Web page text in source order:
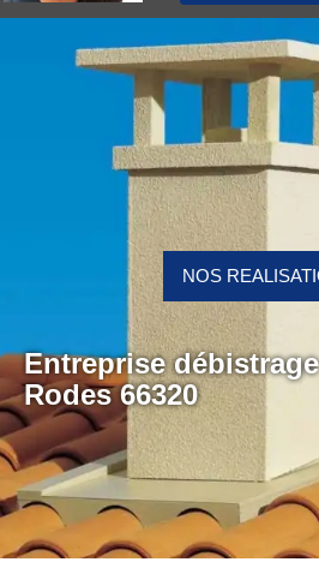
Entreprise
Rodes 66320
NOS